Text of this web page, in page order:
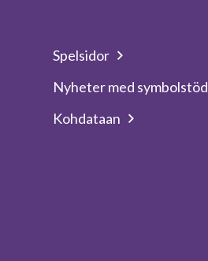
Spelsidor
Nyheter med symbolstöd
Kohdataan